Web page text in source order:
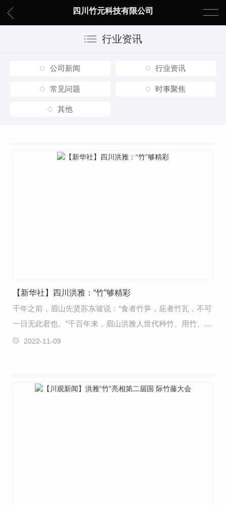
四川竹元科技有限公司
行业资讯
公司新闻 行业资讯
常见问题 时事聚焦
其他
【新华社】四川洪雅：“竹”够精彩
千年之前，眉山先贤苏东坡说：“食者竹笋，庇者竹瓦，不可
一日无此君也。”千百年来，眉山洪雅人世代种竹、用竹、爱
竹。11月7日，眉山洪雅县委书记周代军通过视频…
2022-11-09